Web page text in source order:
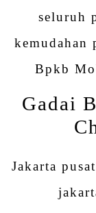
seluruh
kemudahan
Bpkb
Gadai
Jakarta